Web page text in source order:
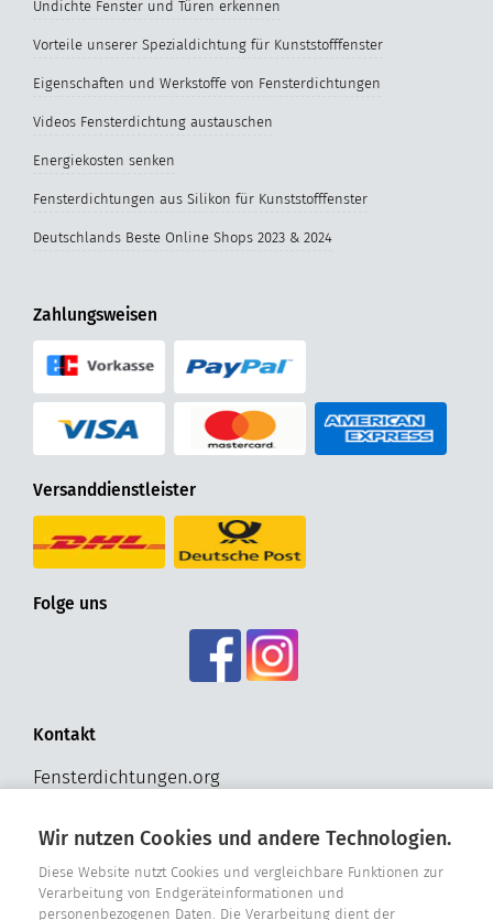
Undichte Fenster und Türen erkennen
Vorteile unserer Spezialdichtung für Kunststofffenster
Eigenschaften und Werkstoffe von Fensterdichtungen
Videos Fensterdichtung austauschen
Energiekosten senken
Fensterdichtungen aus Silikon für Kunststofffenster
Deutschlands Beste Online Shops 2023 & 2024
Zahlungsweisen
Versanddienstleister
Folge uns
Kontakt
Fensterdichtungen.org
D - 33181 Bad Wünnenberg
E-Mail: info@fensterdichtungen.org
Wir nutzen Cookies und andere Technologien.
Diese Website nutzt Cookies und vergleichbare Funktionen zur
Verarbeitung von Endgeräteinformationen und
personenbezogenen Daten. Die Verarbeitung dient der